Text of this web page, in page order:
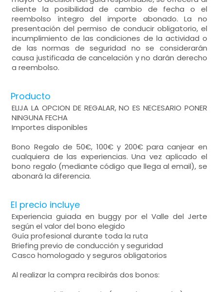
cliente la posibilidad de cambio de fecha o el
reembolso íntegro del importe abonado. La no
presentación del permiso de conducir obligatorio, el
incumplimiento de las condiciones de la actividad o
de las normas de seguridad no se considerarán
causa justificada de cancelación y no darán derecho
a reembolso.
Producto
ELIJA LA OPCION DE REGALAR, NO ES NECESARIO PONER
NINGUNA FECHA
Importes disponibles
Bono Regalo de 50€, 100€ y 200€ para canjear en
cualquiera de las experiencias. Una vez aplicado el
bono regalo (mediante código que llega al email), se
abonará la diferencia.
El precio incluye
Experiencia guiada en buggy por el Valle del Jerte
según el valor del bono elegido
Guía profesional durante toda la ruta
Briefing previo de conducción y seguridad
Casco homologado y seguros obligatorios
Al realizar la compra recibirás dos bonos: